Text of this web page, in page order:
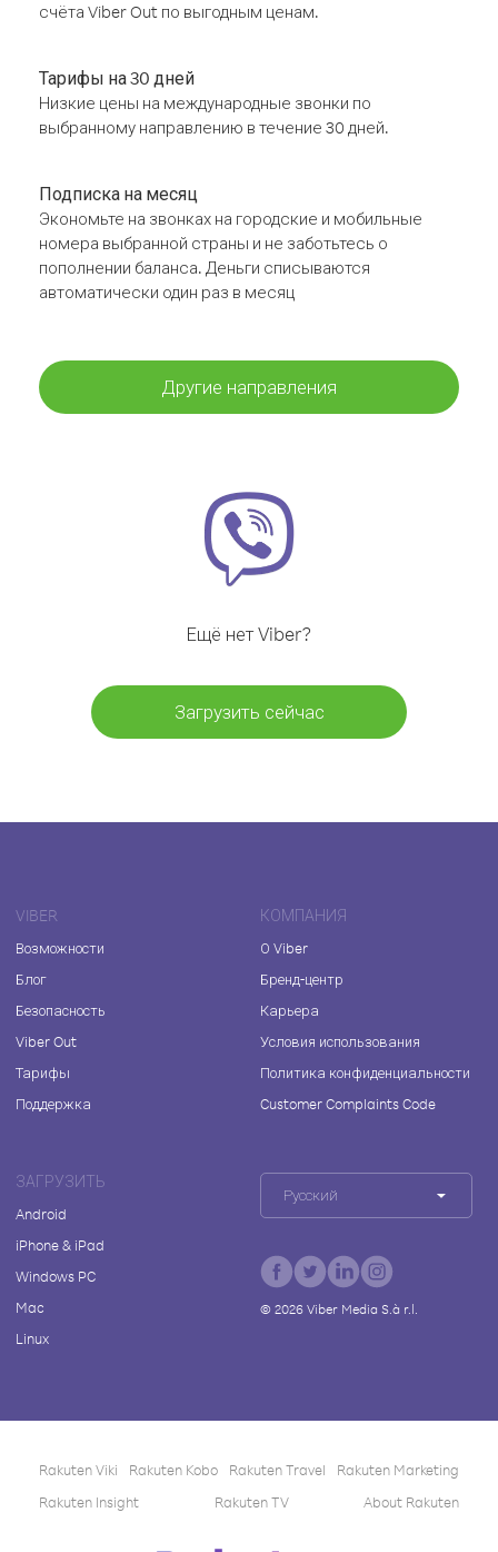
счёта Viber Out по выгодным ценам.
Тарифы на 30 дней
Низкие цены на международные звонки по
выбранному направлению в течение 30 дней.
Подписка на месяц
Экономьте на звонках на городские и мобильные
номера выбранной страны и не заботьтесь о
пополнении баланса. Деньги списываются
автоматически один раз в месяц
Другие направления
Ещё нет Viber?
Загрузить сейчас
VIBER
Возможности
Блог
Безопасность
Viber Out
Тарифы
Поддержка
КОМПАНИЯ
О Viber
Бренд-центр
Карьера
Условия использования
Политика конфиденциальности
Customer Complaints Code
ЗАГРУЗИТЬ
Android
iPhone & iPad
Windows PC
Mac
Linux
Русский
© 2026Viber Media S.à r.l.
Rakuten Viki Rakuten Kobo Rakuten Travel
Rakuten Marketing
Rakuten Insight
Rakuten TV About Rakuten